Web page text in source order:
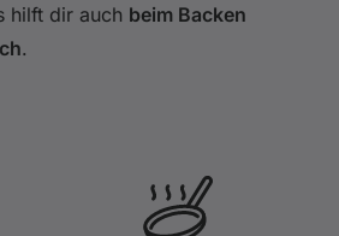
hilft dir auch beim Backen
.